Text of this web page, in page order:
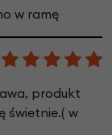
w ramę
produkt
świetnie.( w